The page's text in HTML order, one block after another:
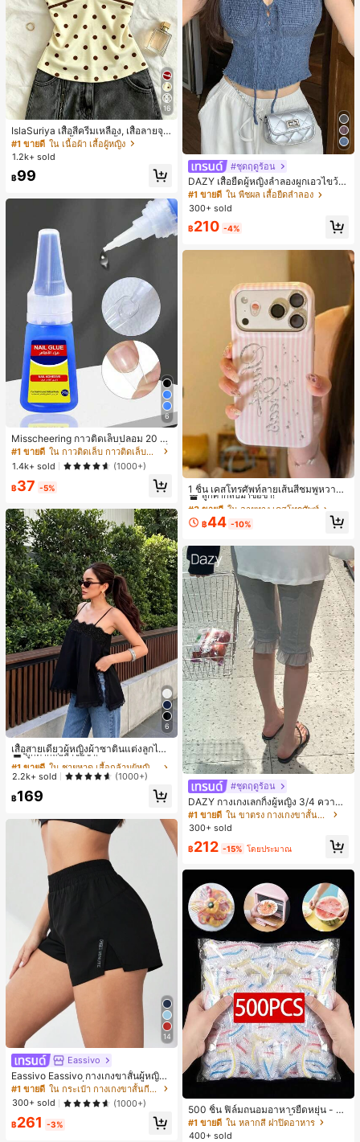
16
IslaSuriya เสื้อสีครีมเหลือง, เสื้อลายจุ
ด, ชุดผู้หญิง, เสื้อผู้หญิง, เสื้อกล้ามลำลอ
ง, กำลังเป็นที่นิยม, เสื้อแฟชั่น, เสื้อ Y2k,
สื้อเซ็กซี่, เสื้อเปิดหลัง,
#1 ขายดี ใน เนื้อผ้า เสื้อผู้หญิง
1.2k+ sold
฿99
6
Misscheering กาวติดเล็บปลอม 20 กรั
ม แรงยึดสูง เจลสติกเกอร์เล็บนุ่ม แห้งเร็
ว เหมาะสำหรับผู้เริ่มต้นทำเล็บ ติดทนน
าน
#1 ขายดี
ใน กาวติดเล็บ กาวติดเล็บและสารยึดติด
1.4k+ sold
(1000+)
฿37 -5%
6
เสื้อสายเดี่ยวผู้หญิงผ้าซาตินแต่งลูกไม้
- เสื้อสายเดี่ยวฤดูร้อนสีขากีมีรอยผ่าด้า
นข้างที่น่าดึงดูด ลำลองสีดำ สำหรับเธอ
#1 ขายดี
ใน ชายหาด เสื้อกล้ามผู้หญิง & Camis
ลูกค้ากลับมาซื้อซ้ำ!
#1 ขายดี
ลูกค้ากลับมาซื้อซ้ำ!
#1 ขายดี
ลูกค้ากลับมาซื้อซ้ำ!
#1 ขายดี
ใน ชายหาด เสื้อกล้ามผู้หญิง & Camis
ลูกค้ากลับมาซื้อซ้ำ!
2.2k+ sold (1000+)
฿169
14
Eassivo
Eassivo Eassivo กางเกงขาสั้นผู้หญิงรั
น 2 ใน 1 ฤดูร้อนที่สบายและกางเกงขา
สั้นพรางแสงแดด
#1 ขายดี
ใน กระเป๋า กางเกงขาสั้นกีฬาผู้หญิง
300+ sold
(1000+)
฿261 -3%
#ชุดฤดูร้อน
DAZY เสื้อยืดผู้หญิงลำลองผูกเอวไขว้
สำหรับฤดูร้อน
#1 ขายดี ใน พืชผล เสื้อยืดลำลอง
300+ sold
฿210 -4%
1 ชิ้น เคสโทรศัพท์ลายเส้นสีชมพูหวาน
พิมพ์ตัวอักษรเลื่อม กันกระแทก กลิตเตอ
ร์ สำหรับ IPhone 17 Pro Max, 17 Pro,
16 Pro Max, 16 Pro, 15 Pro, 18 Pro, 1
สไตล์สาวหวานยอดนิยม
#3 ขายดี ใน ลายทาง เคสโทรศัพท์
ลูกค้ากลับมาซื้อซ้ำ!
#3 ขายดี ใน ลายทาง เคสโทรศัพท์
ลูกค้ากลับมาซื้อซ้ำ!
#3 ขายดี ใน ลายทาง เคสโทรศัพท์
ลูกค้ากลับมาซื้อซ้ำ!
#3 ขายดี
ใน ลายทาง เคสโทรศัพท์
ลูกค้ากลับมาซื้อซ้ำ!
฿44 -10%
#ชุดฤดูร้อน
DAZY กางเกงเลกกิ้งผู้หญิง 3/4 ความย
าวขา ทรงเข้ารูป แต่งลูกไม้แบบปะติด
ลำลอง สำหรับวันหยุดฤดูร้อน
#1 ขายดี
ใน ขาตรง กางเกงขาสั้นผู้หญิง
300+ sold
฿212 -15% โดยประมาณ
500 ชิ้น ฟิล์มถนอมอาหารยืดหยุ่น - ฝา
ครอบจานใสยืดหยุ่น, ใช้ซ้ำได้, หลากห
ลายฟังก์ชัน, ไม่มีกลิ่น, ป้องกันฝุ่น เหมา
#1 ขายดี ใน หลากสี ฝาปิดอาหาร
400+ sold